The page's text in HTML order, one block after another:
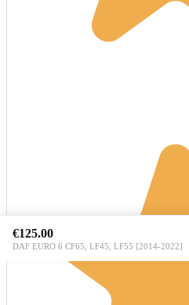
€125.00
DAF EURO 6 CF65, LF45, LF55 [2014-2022]